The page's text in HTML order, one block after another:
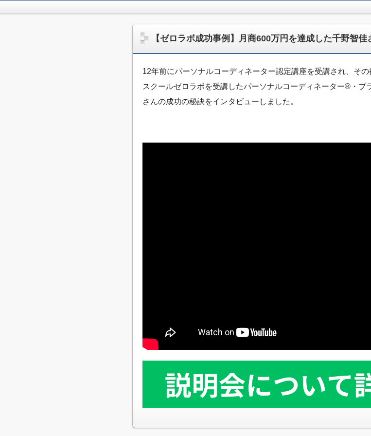
【ゼロラボ成功事例】月商600万円を達成した千野智
12年前にパーソナルコーディネーター認定講座を受講され、そ
スクールゼロラボを受講したパーソナルコーディネーター®・ブ
さんの成功の秘訣をインタビューしました。